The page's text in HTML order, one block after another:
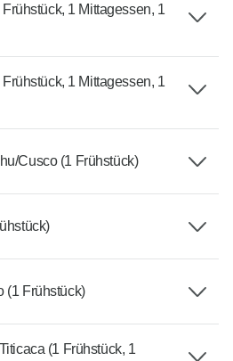
Frühstück, 1 Mittagessen, 1
Frühstück, 1 Mittagessen, 1
Cusco (1 Frühstück)
(1 Frühstück)
(1 Frühstück, 1